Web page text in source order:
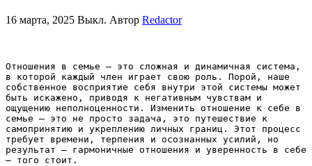
16 марта, 2025 Выкл. Автор Redactor
Отношения в семье – это сложная и динамичная система,
в которой каждый член играет свою роль. Порой, наше
собственное восприятие себя внутри этой системы может
быть искажено, приводя к негативным чувствам и
ощущению неполноценности. Изменить отношение к себе в
семье – это не просто задача, это путешествие к
самопринятию и укреплению личных границ. Этот процесс
требует времени, терпения и осознанных усилий, но
результат – гармоничные отношения и уверенность в себе
– того стоит.